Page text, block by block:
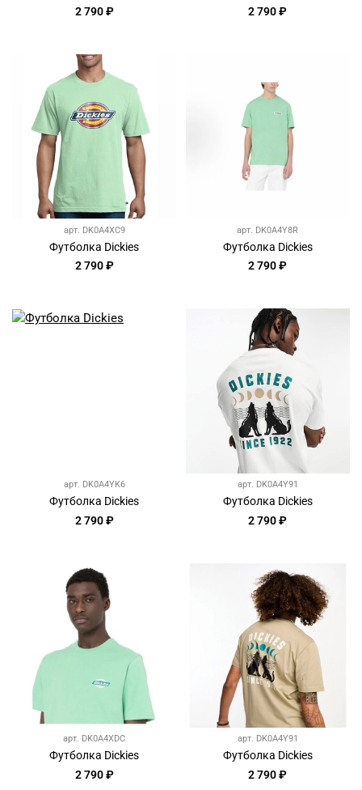
2 790 ₽
2 790 ₽
арт. DK0A4XC9
Футболка Dickies
2 790 ₽
арт. DK0A4Y8R
Футболка Dickies
2 790 ₽
арт. DK0A4YK6
Футболка Dickies
2 790 ₽
арт. DK0A4Y91
Футболка Dickies
2 790 ₽
арт. DK0A4XDC
Футболка Dickies
2 790 ₽
арт. DK0A4Y91
Футболка Dickies
2 790 ₽